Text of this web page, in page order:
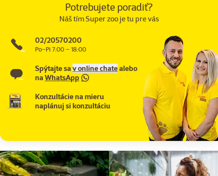
Potrebujete poradiť?
Náš tím Super zoo je tu pre vás
02/20570200
Po–Pi 7:00 – 18:00
Spýtajte sav online chatealebo
naWhatsApp
Konzultácie na mieru
naplánuj si konzultáciu